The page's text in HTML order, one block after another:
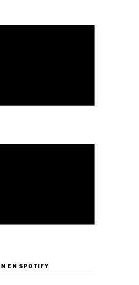
EN SPOTIFY